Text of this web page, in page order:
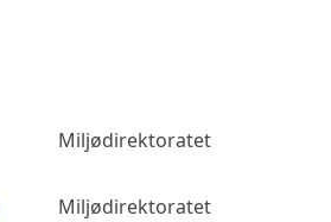
Miljødirektoratet
Miljødirektoratet